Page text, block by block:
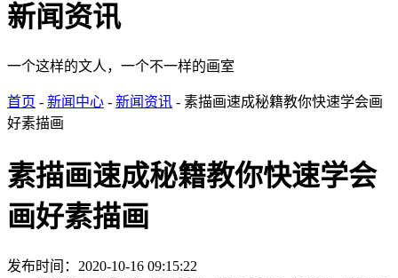
新闻资讯
一个这样的文人，一个不一样的画室
首页 - 新闻中心 - 新闻资讯 - 素描画速成秘籍教你快速学会画
好素描画
素描画速成秘籍教你快速学会
画好素描画
发布时间：2020-10-16 09:15:22